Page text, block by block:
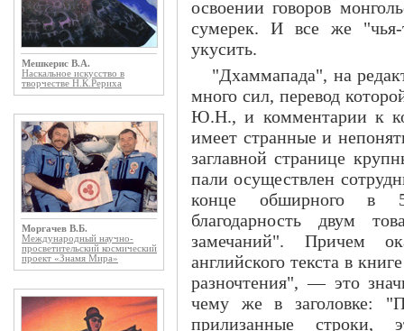
Мешкерис В.А.
Наскальное искусство в
творчестве Н.К.Рериха
Моргачев В.Б.
Международный научно-
просветительский космический
проект «Знамя Мира»
освоении говоров
сумерек. И все же "чья-
укусить.
"Дхаммапада", на
много сил, перевод
Ю.Н., и комментарии к
имеет странные и
заглавной странице
пали осуществлен
конце обширного в
благодарность двум
замечаний". Причем
английского текста в
разночтения", — это
чему же в заголовке:
прилизанные строки,